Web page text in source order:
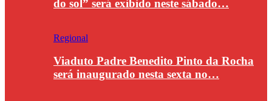
do sol” será exibido neste sábado…
Regional
Viaduto Padre Benedito Pinto da Rocha
será inaugurado nesta sexta no…